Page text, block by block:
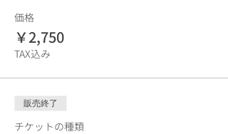
価格
￥2,750
TAX込み
販売終了
チケットの種類